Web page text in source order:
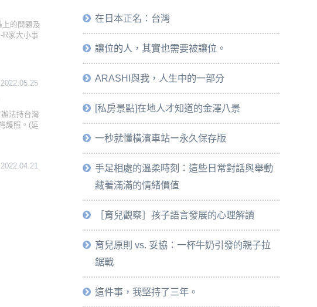
上的問題及
R家大小事
2022.05.25
法持台灣
護照。(延
2022.04.21
在日本正名：台灣
讓位的人，其實也需要被讓位。
ARASHI與我，人生中的一部分
[私房景點]在地人才知道的金澤八景
一秒就懂橫濱車站ー永久保存版
手足相處的溫柔時刻：這些日常對話與舉動
藏著滿滿的情緒價值
［育兒觀察］孩子語言發展的心理解讀
育兒原則 vs. 妥協：一杯牛奶引發的親子拉
鋸戰
這件事，我堅持了三年。